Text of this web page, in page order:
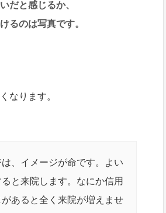
だと感じるか、
るのは写真です。
なります。
、イメージが命です。よい
と来院します。なにか信用
あると全く来院が増えませ